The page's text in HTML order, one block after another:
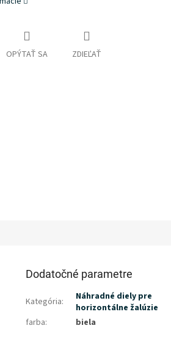
OPÝTAŤ SA ZDIEĽAŤ
Dodatočné parametre
Kategória:
Náhradné diely pre
horizontálne žalúzie
farba: biela